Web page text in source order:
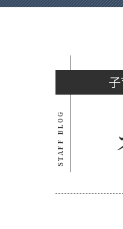
STAFF BLOG